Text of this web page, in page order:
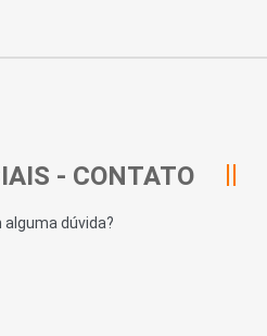
- CONTATO
dúvida?